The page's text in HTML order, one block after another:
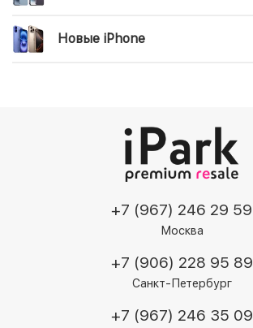
Новые iPhone
+7 (967) 246 29 59
Москва
+7 (906) 228 95 89
Санкт-Петербург
+7 (967) 246 35 09